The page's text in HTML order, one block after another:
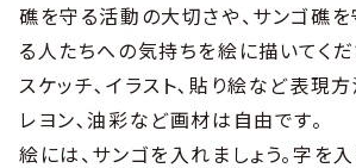
礁を守る活動の大切さや、サンゴ礁
る人たちへの気持ちを絵に描いてくだ
スケッチ､イラスト､貼り絵など表現
レヨン､油彩など画材は自由です。
絵には、サンゴを入れましょう。字を